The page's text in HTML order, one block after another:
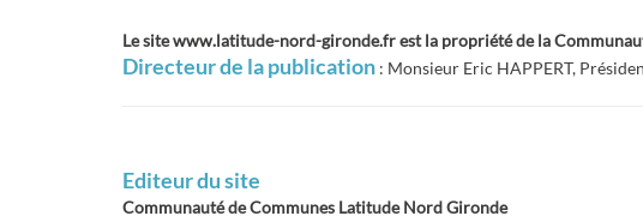
Le site www.latitude-nord-gironde.fr est la propriété de la
Directeur de la publication : Monsieur Eric HAPPERT,
Editeur du site
Communauté de Communes Latitude Nord Gironde